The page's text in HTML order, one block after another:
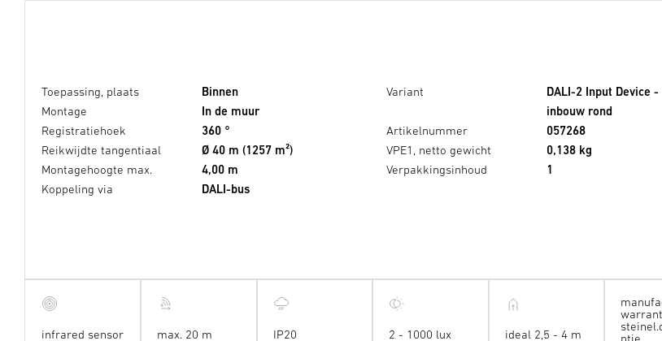
Toepassing, plaats
Binnen
Montage
In de muur
Registratiehoek
360 °
Reikwijdte tangentiaal
Ø 40 m (1257 m²)
Montagehoogte max.
4,00 m
Koppeling via
DALI-bus
Variant
DALI-2 Input Device -
inbouw rond
Artikelnummer
057268
VPE1, netto gewicht
0,138 kg
Verpakkingsinhoud
1
infrared sensor
max. 20 m IP20 2 - 1000 lux ideal 2,5 - 4 m